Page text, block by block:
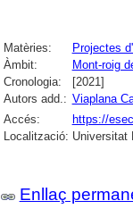
Matèries: Projectes
Àmbit:
Mont-roig
Cronologia:
[2021]
Autors add.: Viaplana
Accés:
https://
Localització: Universitat
Enllaç